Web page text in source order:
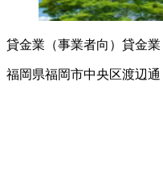
貸金業（事業者向） 貸金業
福岡県福岡市中央区渡辺